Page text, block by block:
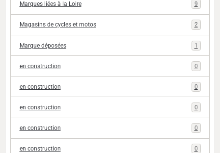
Marques liées à la Loire 9
Magasins de cycles et motos 2
Marque déposées 1
en construction 0
en construction 0
en construction 0
en construction 0
en construction 0